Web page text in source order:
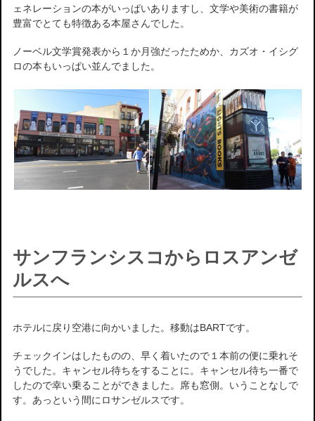
ェネレーションの本がいっぱいありますし、文学や美術の書籍が
豊富でとても特徴ある本屋さんでした。
ノーベル文学賞発表から１か月強だったためか、カズオ・イシグ
ロの本もいっぱい並んでました。
サンフランシスコからロスアンゼ
ルスへ
ホテルに戻り空港に向かいました。移動はBARTです。
チェックインはしたものの、早く着いたので１本前の便に乗れそ
うでした。キャンセル待ちをすることに。キャンセル待ち一番で
したので幸い乗ることができました。席も窓側。いうことなしで
す。あっという間にロサンゼルスです。